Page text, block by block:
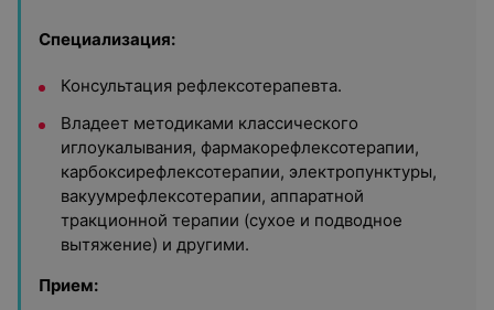
Специализация:
Консультация рефлексотерапевта.
Владеет методиками классического
иглоукалывания, фармакорефлексотерапии,
карбоксирефлексотерапии, электропунктуры,
вакуумрефлексотерапии, аппаратной
тракционной терапии (сухое и подводное
вытяжение) и другими.
Прием: